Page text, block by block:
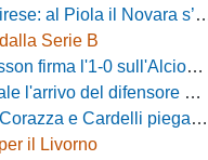
s’impone 2-0 con super Valdesi
Serie B
l'1-0 sull'Alcione Milano
del difensore Riccardo Idda
piegano lo Scandicci per 1-0
il Livorno